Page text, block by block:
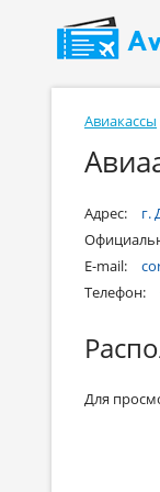
Авиакассы
Адрес:
г.
E-mail:
Телефон:
Для